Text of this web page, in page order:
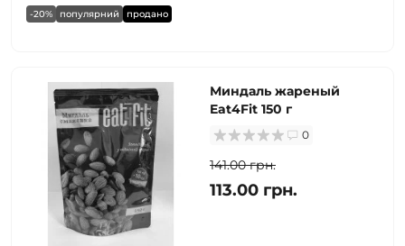
-20% популярний продано
Миндаль жареный
Eat4Fit 150 г
0
141.00 грн.
113.00 грн.